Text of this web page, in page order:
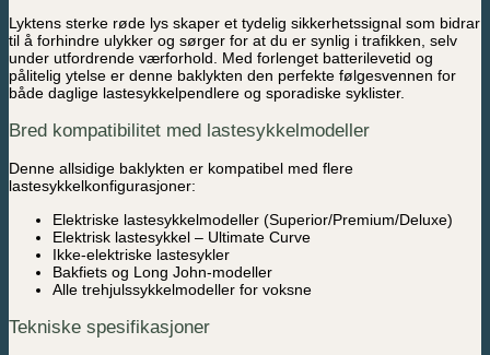
Lyktens sterke røde lys skaper et tydelig sikkerhetssignal som bidrar
til å forhindre ulykker og sørger for at du er synlig i trafikken, selv
under utfordrende værforhold. Med forlenget batterilevetid og
pålitelig ytelse er denne baklykten den perfekte følgesvennen for
både daglige lastesykkelpendlere og sporadiske syklister.
Bred kompatibilitet med lastesykkelmodeller
Denne allsidige baklykten er kompatibel med flere
lastesykkelkonfigurasjoner:
Elektriske lastesykkelmodeller (Superior/Premium/Deluxe)
Elektrisk lastesykkel – Ultimate Curve
Ikke-elektriske lastesykler
Bakfiets og Long John-modeller
Alle trehjulssykkelmodeller for voksne
Tekniske spesifikasjoner